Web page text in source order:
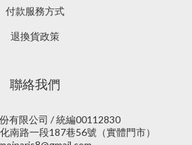
付款服務方式
退換貨政策
聯絡我們
有限公司 / 統編00112830
南路一段187巷56號（實體門市）